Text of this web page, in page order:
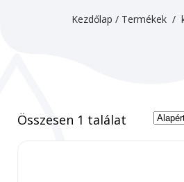
Kezdőlap / Termékek/
Összesen 1 találat